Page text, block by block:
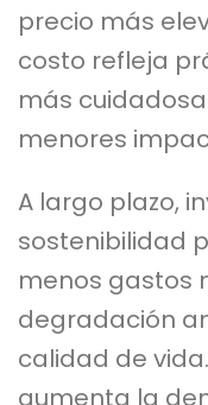
precio más
costo refleja
más
menores
A largo plazo,
sostenibilidad
menos gastos
degradación
calidad de
aumenta la